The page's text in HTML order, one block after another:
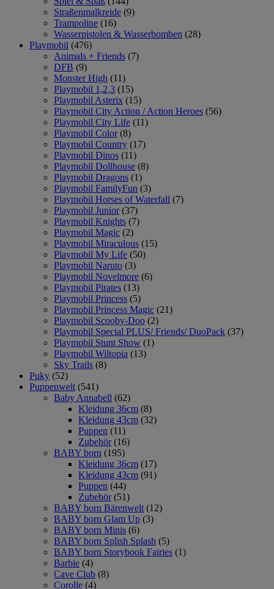
Straßenmalkreide (9)
Trampoline (16)
Wasserpistolen & Wasserbomben (28)
Playmobil (476)
Animals + Friends (7)
DFB (9)
Monster High (11)
Playmobil 1,2,3 (15)
Playmobil Asterix (15)
Playmobil City Action / Action Heroes (56)
Playmobil City Life (11)
Playmobil Color (8)
Playmobil Country (17)
Playmobil Dinos (11)
Playmobil Dollhouse (8)
Playmobil Dragons (1)
Playmobil FamilyFun (3)
Playmobil Horses of Waterfall (7)
Playmobil Junior (37)
Playmobil Knights (7)
Playmobil Magic (2)
Playmobil Miraculous (15)
Playmobil My Life (50)
Playmobil Naruto (3)
Playmobil Novelmore (6)
Playmobil Pirates (13)
Playmobil Princess (5)
Playmobil Princess Magic (21)
Playmobil Scooby-Doo (2)
Playmobil Special PLUS/ Friends/ DuoPack (37)
Playmobil Stunt Show (1)
Playmobil Wiltopia (13)
Sky Trails (8)
Puky (52)
Puppenwelt (541)
Baby Annabell (62)
Kleidung 36cm (8)
Kleidung 43cm (32)
Puppen (11)
Zubehör (16)
BABY born (195)
Kleidung 36cm (17)
Kleidung 43cm (91)
Puppen (44)
Zubehör (51)
BABY born Bärenwelt (12)
BABY born Glam Up (3)
BABY born Minis (6)
BABY born Splish Splash (5)
BABY born Storybook Fairies (1)
Barbie (4)
Cave Club (8)
Corolle (4)